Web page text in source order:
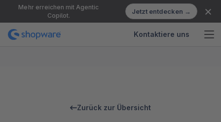
Mehr erreichen mit Agentic
Copilot.
Jetzt entdecken →
Kontaktiere uns
Zurück zur Übersicht